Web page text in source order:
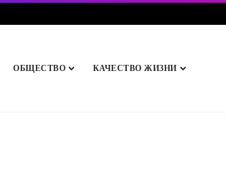
ОБЩЕСТВО КАЧЕСТВО ЖИЗНИ